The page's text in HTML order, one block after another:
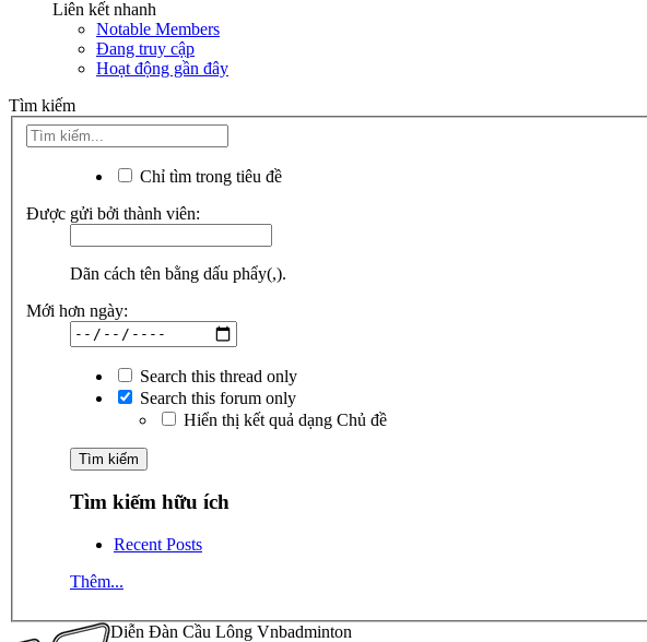
Liên kết nhanh
Notable Members
Đang truy cập
Hoạt động gần đây
Tìm kiếm
Chỉ tìm trong tiêu đề
Được gửi bởi thành viên:
Dãn cách tên bằng dấu phẩy(,).
Mới hơn ngày:
Search this thread only
Search this forum only
Hiển thị kết quả dạng Chủ đề
Tìm kiếm hữu ích
Recent Posts
Thêm...
Diễn Đàn Cầu Lông Vnbadminton